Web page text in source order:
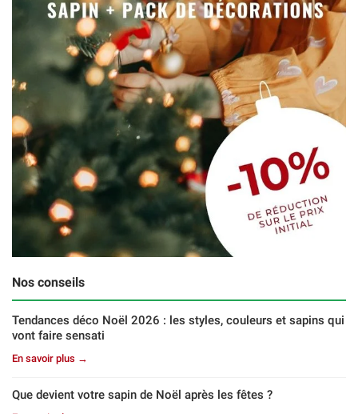
Nos conseils
Tendances déco Noël 2026 : les styles, couleurs et sapins qui
vont faire sensati
En savoir plus →
Que devient votre sapin de Noël après les fêtes ?